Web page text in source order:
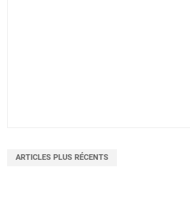
ARTICLES PLUS RÉCENTS